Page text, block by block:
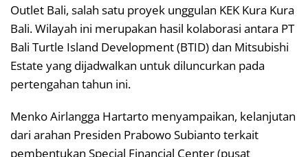
Outlet Bali, salah satu proyek unggulan KEK Kura Kura
Bali. Wilayah ini merupakan hasil kolaborasi antara PT
Bali Turtle Island Development (BTID) dan Mitsubishi
Estate yang dijadwalkan untuk diluncurkan pada
pertengahan tahun ini.
Menko Airlangga Hartarto menyampaikan, kelanjutan
dari arahan Presiden Prabowo Subianto terkait
pembentukan Special Financial Center (pusat